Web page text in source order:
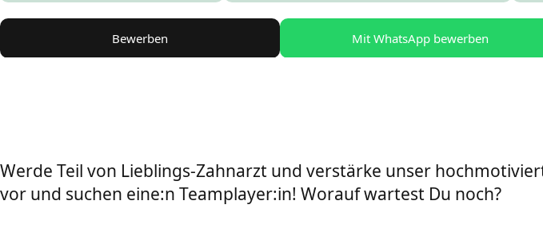
Bewerben Mit WhatsApp bewerben
Werde Teil von Lieblings-Zahnarzt und verstärke unser
vor und suchen eine:n Teamplayer:in! Worauf wartest Du noch?